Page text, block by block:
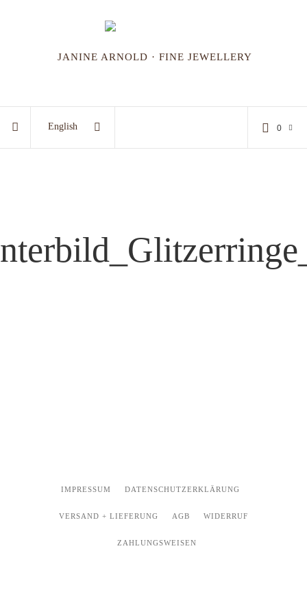
JANINE ARNOLD · FINE JEWELLERY
English 0
IMPRESSUM DATENSCHUTZERKLÄRUNG
VERSAND + LIEFERUNG AGB WIDERRUF
ZAHLUNGSWEISEN